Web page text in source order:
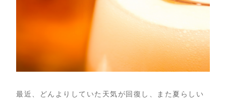
最近、どんよりしていた天気が回復し、また夏らしい